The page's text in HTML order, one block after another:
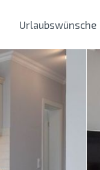
Urlaubswünsche